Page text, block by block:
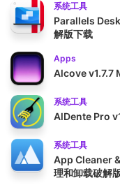
系统工具
Parallels
解版下载
Apps
Alcove v1.7.7
系统工具
AlDente Pro
系统工具
App Cleaner
理和卸载破解